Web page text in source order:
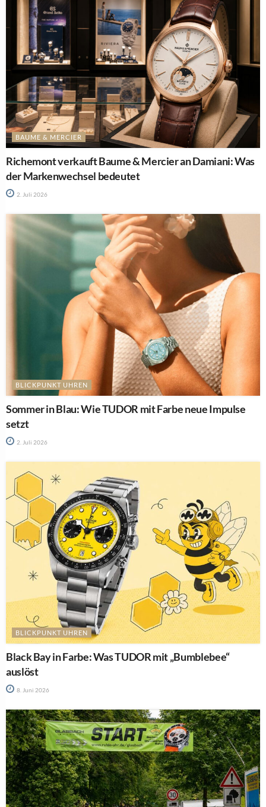
BAUME & MERCIER
Richemont verkauft Baume & Mercier an Damiani: Was
der Markenwechsel bedeutet
2. Juli 2026
BLICKPUNKT UHREN
Sommer in Blau: Wie TUDOR mit Farbe neue Impulse
setzt
2. Juli 2026
BLICKPUNKT UHREN
Black Bay in Farbe: Was TUDOR mit „Bumblebee“
auslöst
8. Juni 2026